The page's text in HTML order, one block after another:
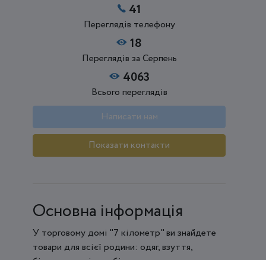
41
Переглядів телефону
18
Переглядів за Серпень
4063
Всього переглядів
Написати нам
Показати контакти
Основна інформація
У торговому домі "7 кілометр" ви знайдете
товари для всієї родини: одяг, взуття,